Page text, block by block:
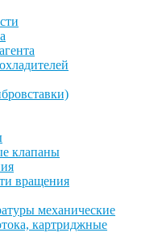
клапаны
вращения
механические
картриджные